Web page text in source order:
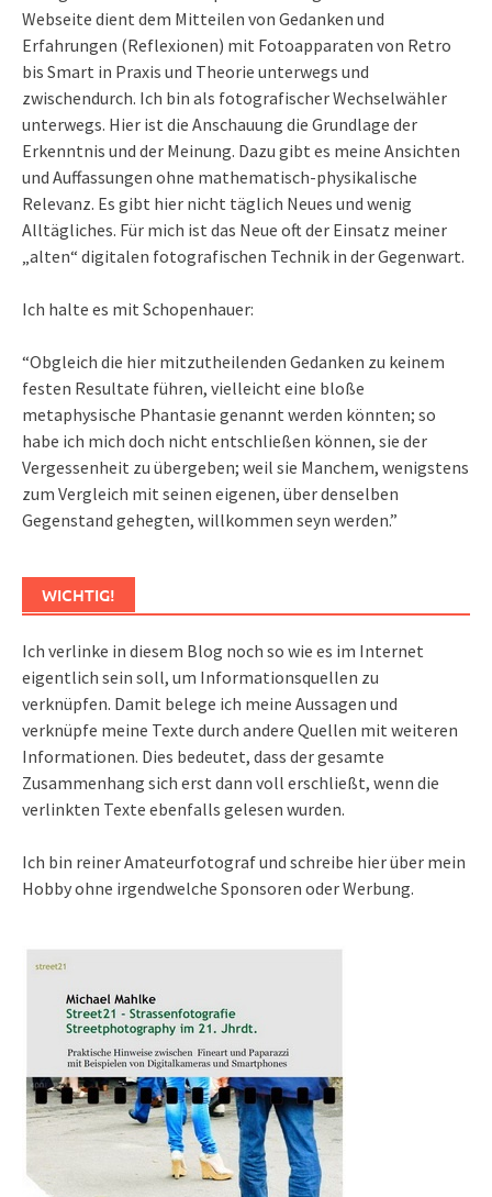
Webseite dient dem Mitteilen von Gedanken und
Erfahrungen (Reflexionen) mit Fotoapparaten von Retro
bis Smart in Praxis und Theorie unterwegs und
zwischendurch. Ich bin als fotografischer Wechselwähler
unterwegs. Hier ist die Anschauung die Grundlage der
Erkenntnis und der Meinung. Dazu gibt es meine Ansichten
und Auffassungen ohne mathematisch-physikalische
Relevanz. Es gibt hier nicht täglich Neues und wenig
Alltägliches. Für mich ist das Neue oft der Einsatz meiner
„alten“ digitalen fotografischen Technik in der Gegenwart.
Ich halte es mit Schopenhauer:
“Obgleich die hier mitzutheilenden Gedanken zu keinem
festen Resultate führen, vielleicht eine bloße
metaphysische Phantasie genannt werden könnten; so
habe ich mich doch nicht entschließen können, sie der
Vergessenheit zu übergeben; weil sie Manchem, wenigstens
zum Vergleich mit seinen eigenen, über denselben
Gegenstand gehegten, willkommen seyn werden.”
WICHTIG!
Ich verlinke in diesem Blog noch so wie es im Internet
eigentlich sein soll, um Informationsquellen zu
verknüpfen. Damit belege ich meine Aussagen und
verknüpfe meine Texte durch andere Quellen mit weiteren
Informationen. Dies bedeutet, dass der gesamte
Zusammenhang sich erst dann voll erschließt, wenn die
verlinkten Texte ebenfalls gelesen wurden.
Ich bin reiner Amateurfotograf und schreibe hier über mein
Hobby ohne irgendwelche Sponsoren oder Werbung.